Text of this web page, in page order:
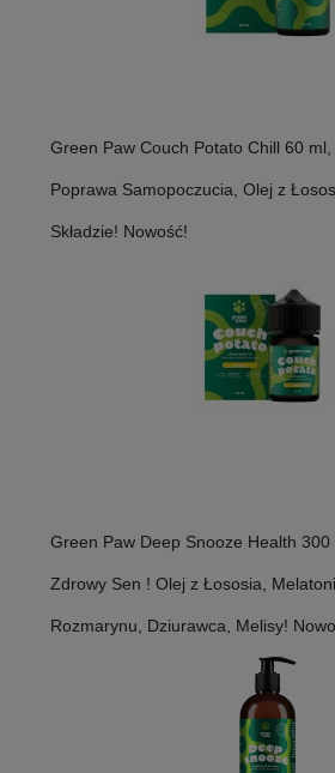
Green Paw Couch Potato Chill 60
Poprawa Samopoczucia, Olej z
Składzie! Nowość!
Green Paw Deep Snooze Health 300
Zdrowy Sen ! Olej z Łososia,
Rozmarynu, Dziurawca, Melisy!